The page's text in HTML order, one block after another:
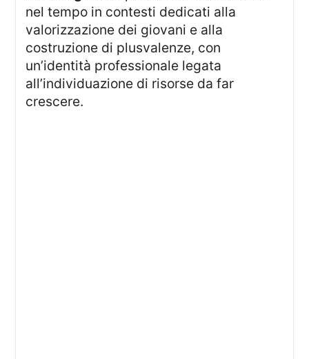
nel tempo in contesti dedicati alla
valorizzazione dei giovani e alla
costruzione di plusvalenze, con
un’identità professionale legata
all’individuazione di risorse da far
crescere.